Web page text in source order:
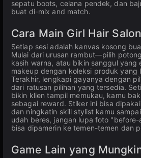
sepatu boots, celana pendek, dan
buat di-mix and match.
Cara Main Girl Hair
Setiap sesi adalah kanvas kosong
Mulai dari urusan rambut—pilih
kasih warna, atau bikin sanggul yang
makeup dengan koleksi produk yang
Terakhir, lengkapi gayanya dengan
dari ratusan pilihan yang tersedia.
bikin klien tampil memukau, kamu
sebagai reward. Stiker ini bisa
dan ningkatin skill stylist kamu
udah beres, jangan lupa foto
bisa dipamerin ke temen-temen dan
Game Lain yang